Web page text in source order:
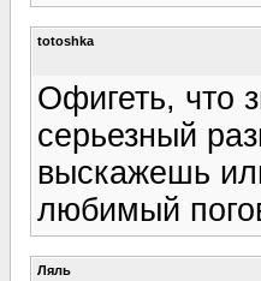
totoshka
Офигеть, что
серьезный
выскажешь
любимый
Ляль